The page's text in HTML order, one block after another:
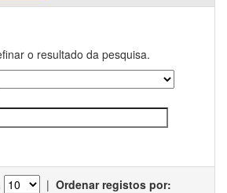
o resultado da pesquisa.
| Ordenar registos por: